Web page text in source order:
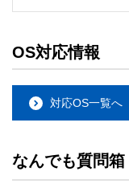
OS対応情報
対応OS一覧へ
なんでも質問箱